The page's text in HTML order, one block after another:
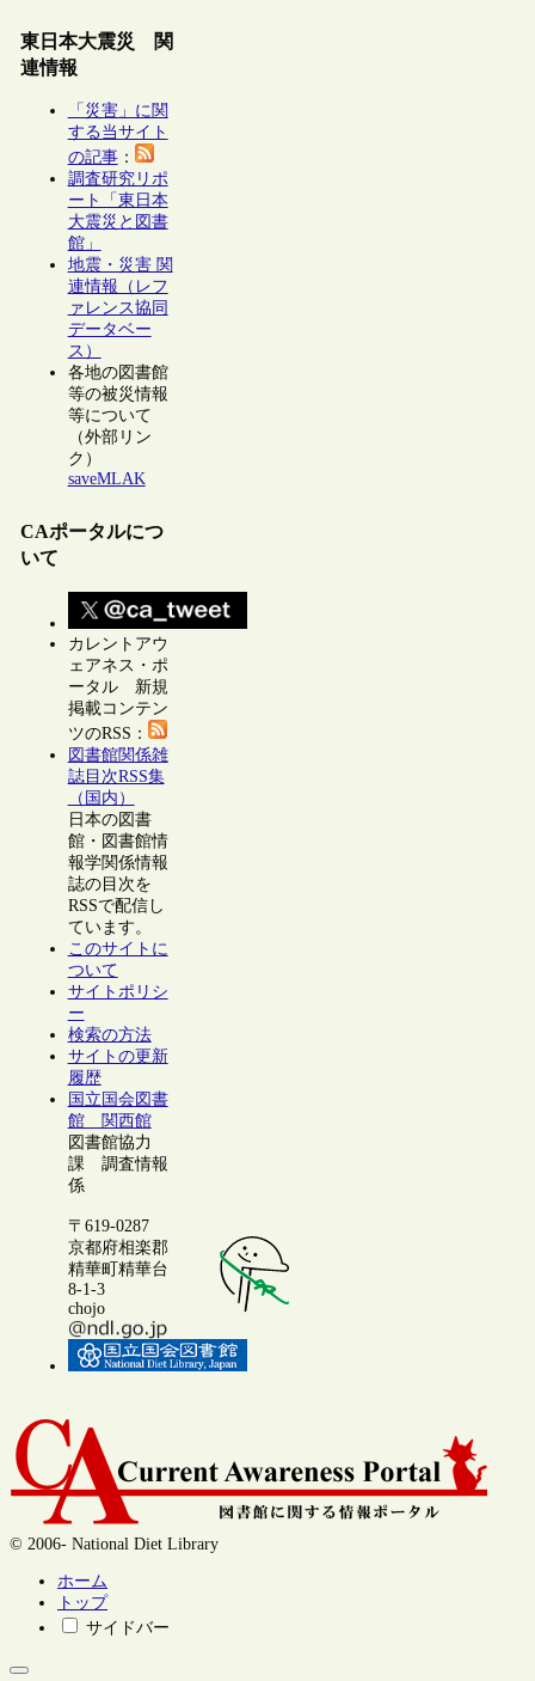
東日本大震災 関
連情報
「災害」に関
する当サイト
の記事：
調査研究リポ
ート「東日本
大震災と図書
館」
地震・災害 関
連情報（レフ
ァレンス協同
データベー
ス）
各地の図書館
等の被災情報
等について
（外部リン
ク）
saveMLAK
CAポータルにつ
いて
カレントアウ
ェアネス・ポ
ータル 新規
掲載コンテン
ツのRSS：
図書館関係雑
誌目次RSS集
（国内）
日本の図書
館・図書館情
報学関係情報
誌の目次を
RSSで配信し
ています。
このサイトに
ついて
サイトポリシ
ー
検索の方法
サイトの更新
履歴
国立国会図書
館 関西館
図書館協力
課 調査情報
係
〒619-0287
京都府相楽郡
精華町精華台
8-1-3
chojo
© 2006- National Diet Library
ホーム
トップ
サイドバー